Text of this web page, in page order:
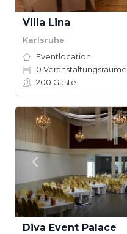
Villa Lina
Karlsruhe
Eventlocation
0 Veranstaltungsräume
200 Gäste
Diva Event Palace